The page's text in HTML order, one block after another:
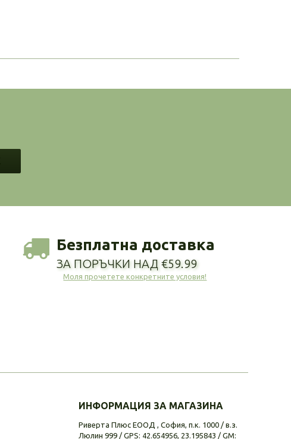
Безплатна доставка
ЗА ПОРЪЧКИ НАД €59.99
Моля прочетете конкретните условия!
ИНФОРМАЦИЯ ЗА МАГАЗИНА
Риверта Плюс ЕООД , София, п.к. 1000 / в.з.
Люлин 999 / GPS: 42.654956, 23.195843 / GM: